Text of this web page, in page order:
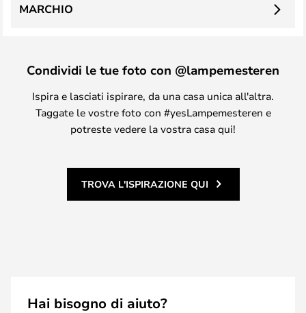
MARCHIO
Condividi le tue foto con @lampemesteren
Ispira e lasciati ispirare, da una casa unica all'altra.
Taggate le vostre foto con #yesLampemesteren e
potreste vedere la vostra casa qui!
TROVA L'ISPIRAZIONE QUI
Hai bisogno di aiuto?